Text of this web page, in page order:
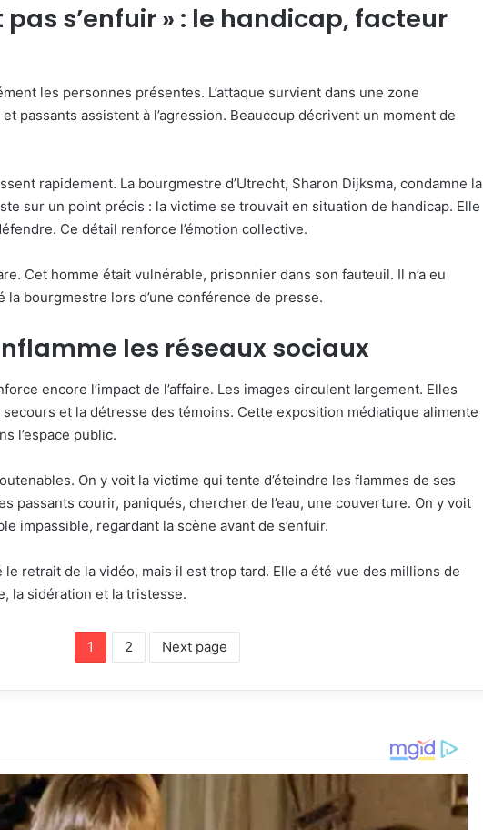
pas s’enfuir » : le handicap, facteur
les personnes présentes. L’attaque survient dans une zone
passants assistent à l’agression. Beaucoup décrivent un moment de
rapidement. La bourgmestre d’Utrecht, Sharon Dijksma, condamne la
sur un point précis : la victime se trouvait en situation de handicap. Elle
Ce détail renforce l’émotion collective.
Cet homme était vulnérable, prisonnier dans son fauteuil. Il n’a eu
la bourgmestre lors d’une conférence de presse.
les réseaux sociaux
encore l’impact de l’affaire. Les images circulent largement. Elles
et la détresse des témoins. Cette exposition médiatique alimente
l’espace public.
On y voit la victime qui tente d’éteindre les flammes de ses
passants courir, paniqués, chercher de l’eau, une couverture. On y voit
impassible, regardant la scène avant de s’enfuir.
le retrait de la vidéo, mais il est trop tard. Elle a été vue des millions de
la sidération et la tristesse.
1 2 Next page